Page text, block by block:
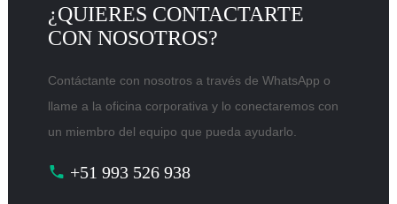
¿QUIERES CONTACTARTE
CON NOSOTROS?
Contáctante con nosotros a través de WhatsApp o
llame a la oficina corporativa y lo conectaremos con
un miembro del equipo que pueda ayudarlo.
+51 993 526 938